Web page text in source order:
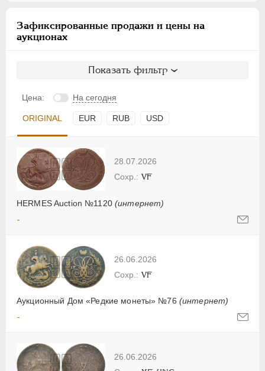
Зафиксированные продажи и цены на
аукционах
Показать фильтр
Цена: На сегодня
ORIGINAL EUR RUB USD
28.07.2026
HERMES Auction №1120 (интернет)
VF
-
26.06.2026
Аукционный Дом «Редкие монеты» №76 (интернет)
VF
-
26.06.2026